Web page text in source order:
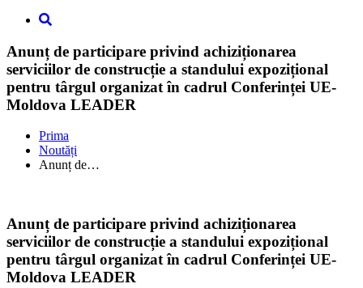
Anunț de participare privind achiziționarea
serviciilor de construcție a standului expozițional
pentru târgul organizat în cadrul Conferinței UE-
Moldova LEADER
Prima
Noutăți
Anunț de…
Anunț de participare privind achiziționarea
serviciilor de construcție a standului expozițional
pentru târgul organizat în cadrul Conferinței UE-
Moldova LEADER